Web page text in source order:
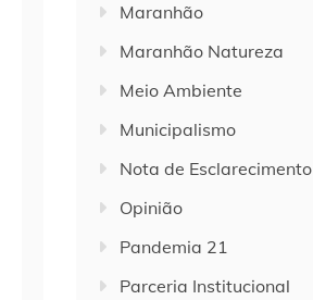
Maranhão
Maranhão Natureza
Meio Ambiente
Municipalismo
Nota de Esclarecimento
Opinião
Pandemia 21
Parceria Institucional